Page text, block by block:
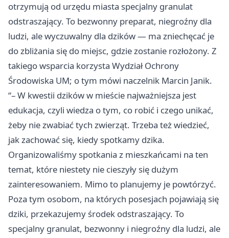
otrzymują od urzędu miasta specjalny granulat
odstraszający. To bezwonny preparat, niegroźny dla
ludzi, ale wyczuwalny dla dzików — ma zniechęcać je
do zbliżania się do miejsc, gdzie zostanie rozłożony. Z
takiego wsparcia korzysta Wydział Ochrony
Środowiska UM; o tym mówi naczelnik Marcin Janik.
“– W kwestii dzików w mieście najważniejsza jest
edukacja, czyli wiedza o tym, co robić i czego unikać,
żeby nie zwabiać tych zwierząt. Trzeba też wiedzieć,
jak zachować się, kiedy spotkamy dzika.
Organizowaliśmy spotkania z mieszkańcami na ten
temat, które niestety nie cieszyły się dużym
zainteresowaniem. Mimo to planujemy je powtórzyć.
Poza tym osobom, na których posesjach pojawiają się
dziki, przekazujemy środek odstraszający. To
specjalny granulat, bezwonny i niegroźny dla ludzi, ale